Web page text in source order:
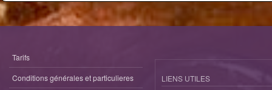
Tarifs
Conditions générales et particulieres
LIENS UTILES